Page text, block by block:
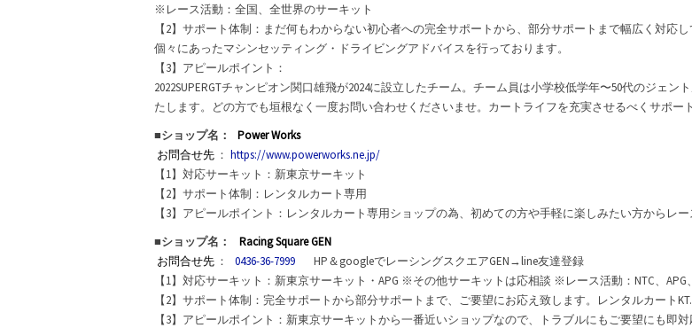
※レース活動：全国、全世界のサーキット
【2】サポート体制：まだ何もわからない初心者への完全サポートから、部分サポートまで幅広く対応し
個々にあったマシンセッティング・ドライビングアドバイスを行っております。
【3】アピールポイント：
2022SUPERGTチャンピオン関口雄飛が2024に設立したチーム。チーム員は小学校低学年〜50代のジェ
たします。どの方でも垣根なく一度お問い合わせくださいませ。カートライフを充実させるべくサポー
■ショップ名：
Power Works
お問合せ先 ： https://www.powerworks.ne.jp/
【1】対応サーキット：新東京サーキット
【2】サポート体制：レンタルカート専用
【3】アピールポイント：レンタルカート専用ショップの為、初めての方や手軽に楽しみたい方からレ
■ショップ名：
Racing Square GEN
お問合せ先 ： 0436-36-7999
HP＆googleでレーシングスクエアGEN→line友達登録
【1】対応サーキット：新東京サーキット・APG ※その他サーキットは応相談 ※レース活動：NTC、APG
【2】サポート体制：完全サポートから部分サポートまで、ご要望にお応え致します。レンタルカート
【3】アピールポイント：新東京サーキットから一番近いショップなので、トラブルにもご要望にも即対